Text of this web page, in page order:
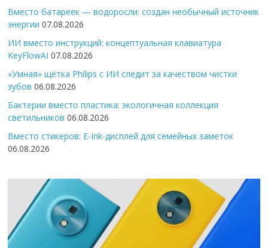
Вместо батареек — водоросли: создан необычный источник
энергии 07.08.2026
ИИ вместо инструкций: концептуальная клавиатура
KeyFlowAI 07.08.2026
«Умная» щётка Philips с ИИ следит за качеством чистки
зубов 06.08.2026
Бактерии вместо пластика: экологичная коллекция
светильников 06.08.2026
Вместо стикеров: E-Ink-дисплей для семейных заметок
06.08.2026